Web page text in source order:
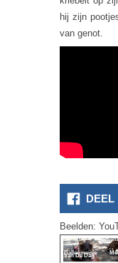
hij zijn
van genot.
DEEL
Beelden:
Schattig
Van De Dag
Ballenmeisje